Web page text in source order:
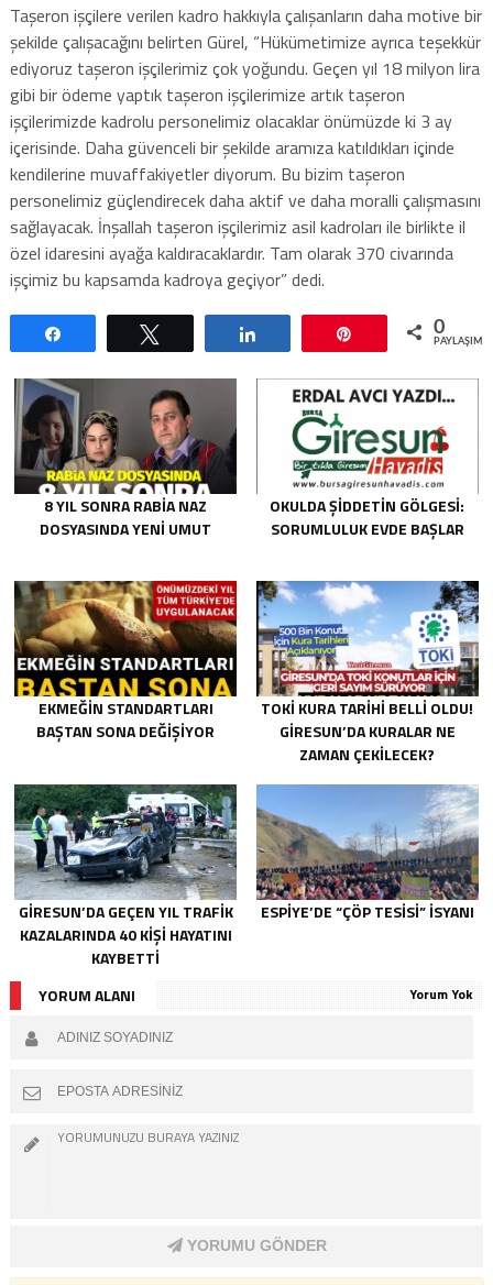
Taşeron işçilere verilen kadro hakkıyla çalışanların daha motive bir
şekilde çalışacağını belirten Gürel, “Hükümetimize ayrıca teşekkür
ediyoruz taşeron işçilerimiz çok yoğundu. Geçen yıl 18 milyon lira
gibi bir ödeme yaptık taşeron işçilerimize artık taşeron
işçilerimizde kadrolu personelimiz olacaklar önümüzde ki 3 ay
içerisinde. Daha güvenceli bir şekilde aramıza katıldıkları içinde
kendilerine muvaffakiyetler diyorum. Bu bizim taşeron
personelimiz güçlendirecek daha aktif ve daha moralli çalışmasını
sağlayacak. İnşallah taşeron işçilerimiz asil kadroları ile birlikte il
özel idaresini ayağa kaldıracaklardır. Tam olarak 370 civarında
işçimiz bu kapsamda kadroya geçiyor” dedi.
0
8 YIL SONRA RABIA NAZ
DOSYASINDA YENI UMUT
OKULDA ŞIDDETIN GÖLGESI:
SORUMLULUK EVDE BAŞLAR
EKMEĞIN STANDARTLARI
BAŞTAN SONA DEĞIŞIYOR
TOKİ KURA TARIHI BELLI OLDU!
GIRESUN’DA KURALAR NE
ZAMAN ÇEKILECEK?
GIRESUN’DA GEÇEN YIL TRAFIK
KAZALARINDA 40 KIŞI HAYATINI
KAYBETTI
ESPIYE’DE “ÇÖP TESISI” İSYANI
YORUM ALANI Yorum Yok
YORUMU GÖNDER